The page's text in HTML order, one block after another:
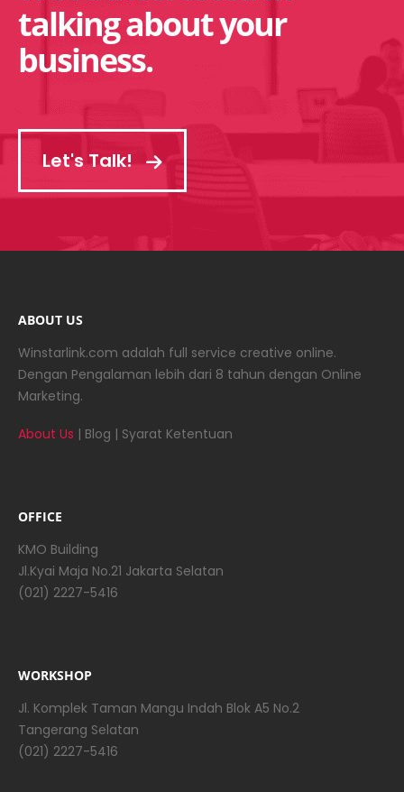
talking about your
business.
Let's Talk!
ABOUT US
Winstarlink.com adalah full service creative online.
Dengan Pengalaman lebih dari 8 tahun dengan Online
Marketing.
About Us | Blog | Syarat Ketentuan
OFFICE
KMO Building
Jl.Kyai Maja No.21 Jakarta Selatan
(021) 2227-5416
WORKSHOP
Jl. Komplek Taman Mangu Indah Blok A5 No.2
Tangerang Selatan
(021) 2227-5416